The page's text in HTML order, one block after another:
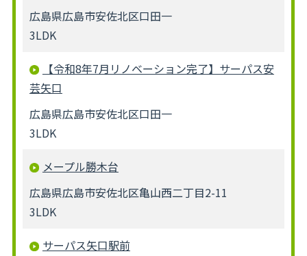
広島県広島市安佐北区口田一
3LDK
【令和8年7月リノベーション完了】サーパス安
芸矢口
広島県広島市安佐北区口田一
3LDK
メープル勝木台
広島県広島市安佐北区亀山西二丁目2-11
3LDK
サーパス矢口駅前